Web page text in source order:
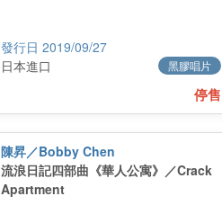
2019/09/27
黑膠唱片
日本進口
停售
陳昇／Bobby Chen
流浪日記四部曲《華人公寓》／Crack
Apartment